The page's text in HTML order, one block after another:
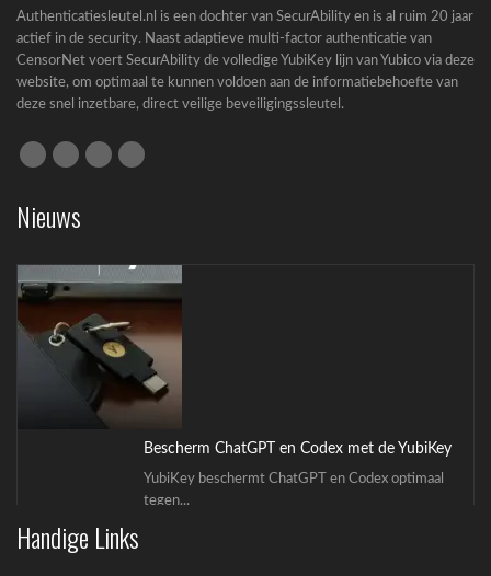
Authenticatiesleutel.nl is een dochter van SecurAbility en is al ruim 20 jaar
actief in de security. Naast adaptieve multi-factor authenticatie van
CensorNet voert SecurAbility de volledige YubiKey lijn van Yubico via deze
website, om optimaal te kunnen voldoen aan de informatiebehoefte van
deze snel inzetbare, direct veilige beveiligingssleutel.
Nieuws
Bescherm ChatGPT en Codex met de YubiKey
YubiKey beschermt ChatGPT en Codex optimaal
tegen...
Handige Links